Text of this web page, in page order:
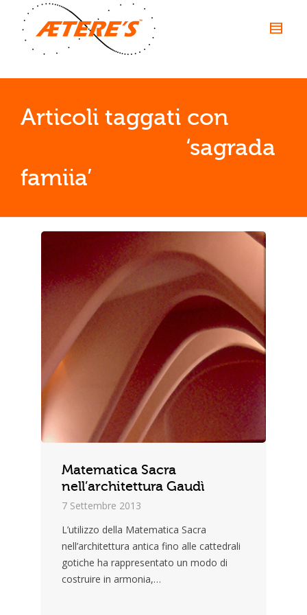
Articoli taggati con
                           ‘sagrada
famiia’
Matematica Sacra
nell’architettura Gaudì
7 Settembre 2013
L’utilizzo della Matematica Sacra
nell’architettura antica fino alle cattedrali
gotiche ha rappresentato un modo di
costruire in armonia,…